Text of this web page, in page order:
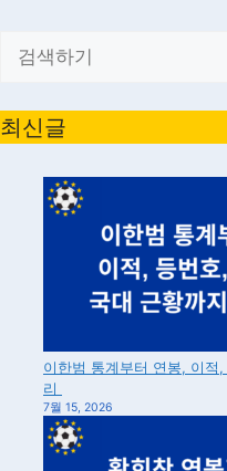
최신글
이한범 통계부터 연봉, 이적
리
7월 15, 2026